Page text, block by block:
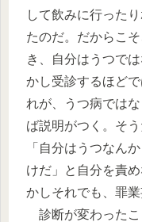
して飲みに行った
たのだ。だからこ
き、自分はうつで
かし受診するほど
れが、うつ病では
ば説明がつく。そ
「自分はうつなん
けだ」と自分を責
かしそれでも、罪
診断が変わったこ